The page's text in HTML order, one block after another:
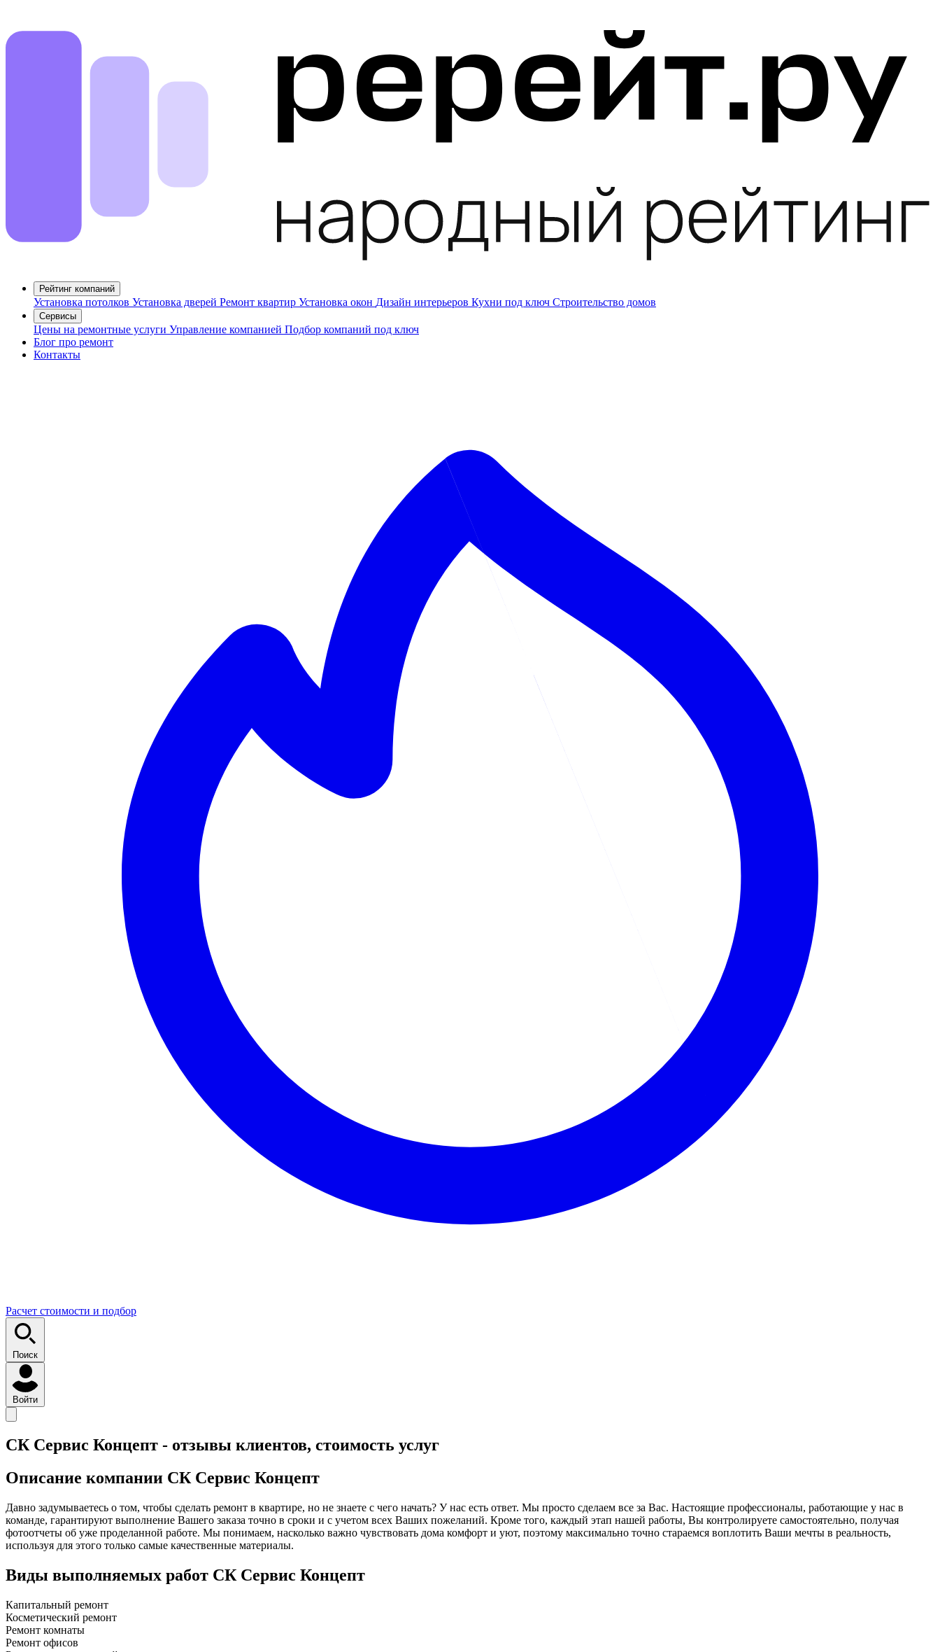
Рейтинг компаний
Установка потолков Установка дверей Ремонт квартир Установка окон Дизайн интерьеров Кухни под ключ Строительство домов
Сервисы
Цены на ремонтные услуги Управление компанией Подбор компаний под ключ
Блог про ремонт
Контакты
Расчет стоимости и подбор
Поиск
Войти
СК Сервис Концепт - отзывы клиентов, стоимость услуг
Описание компании СК Сервис Концепт
Давно задумываетесь о том, чтобы сделать ремонт в квартире, но не знаете с чего начать? У нас есть ответ. Мы просто сделаем все за Вас. Настоящие профессионалы, работающие у нас в
команде, гарантируют выполнение Вашего заказа точно в сроки и с учетом всех Ваших пожеланий. Кроме того, каждый этап нашей работы, Вы контролируете самостоятельно, получая
фотоотчеты об уже проделанной работе. Мы понимаем, насколько важно чувствовать дома комфорт и уют, поэтому максимально точно стараемся воплотить Ваши мечты в реальность,
используя для этого только самые качественные материалы.
Виды выполняемых работ СК Сервис Концепт
Капитальный ремонт
Косметический ремонт
Ремонт комнаты
Ремонт офисов